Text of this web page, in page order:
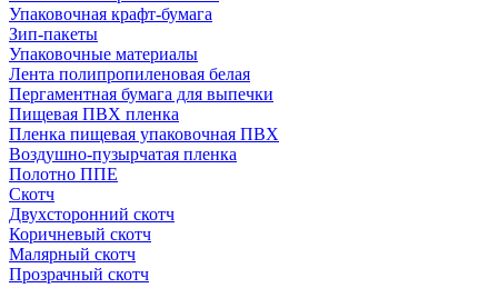
Упаковочная крафт-бумага
Зип-пакеты
Упаковочные материалы
Лента полипропиленовая белая
Пергаментная бумага для выпечки
Пищевая ПВХ пленка
Пленка пищевая упаковочная ПВХ
Воздушно-пузырчатая пленка
Полотно ППЕ
Скотч
Двухсторонний скотч
Коричневый скотч
Малярный скотч
Прозрачный скотч